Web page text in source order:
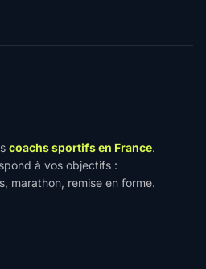
coachs sportifs en France.
à vos objectifs :
marathon, remise en forme.